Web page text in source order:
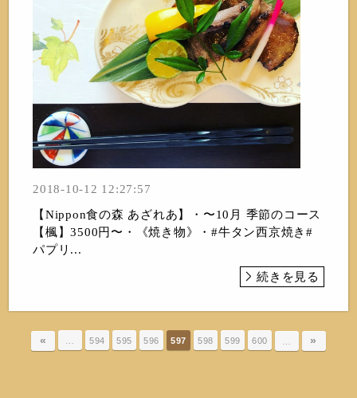
2018-10-12 12:27:57
【Nippon食の森 あざれあ】・〜10月 季節のコース
【楓】3500円〜・《焼き物》・#牛タン西京焼き#
パプリ...
続きを見る
« 594 595 596 597 598 599 600 »